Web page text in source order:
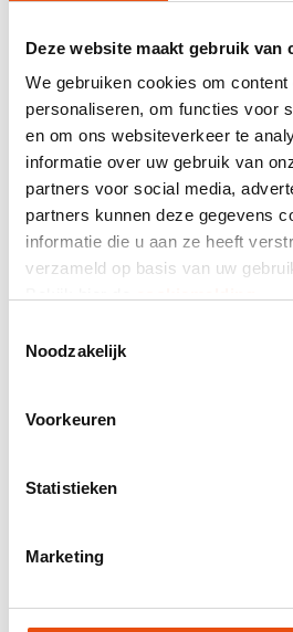
Deze website maakt gebruik van
We gebruiken cookies om
personaliseren, om functies voor
en om ons websiteverkeer te
informatie over uw gebruik van
partners voor social media,
partners kunnen deze gegevens
informatie die u aan ze heeft
verzameld op basis van uw
Noodzakelijk
Voorkeuren
Statistieken
Marketing
7. Design einreichen
Zusammenfassung
464
Gesamtpreis
Mail-Zusammensetzung als
Bestpreisgarantie
48 Stunden Lieferung
Angebot anfordern